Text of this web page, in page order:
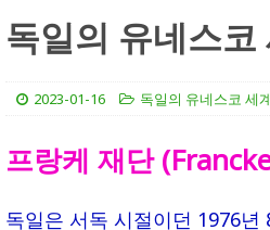
[ 2021-09-24 ]
함부르크한인
(12.14일 기준)
게시판 / 행
[ 2026-07-27 ] KIST 유럽연
독일의 유네스
2023-01-16 독일의 유네스코 세
프랑케 재단
독일은 서독 시절이던 1976